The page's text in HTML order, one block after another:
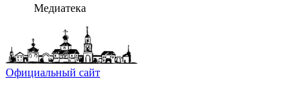
Медиатека
Официальный сайт